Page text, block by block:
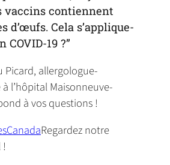
vaccins contiennent
d’œufs. Cela s’applique-
19 ?”
Picard, allergologue-
l’hôpital Maisonneuve-
à vos questions !
Regardez notre